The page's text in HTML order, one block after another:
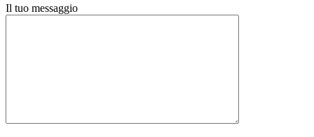
Il tuo messaggio